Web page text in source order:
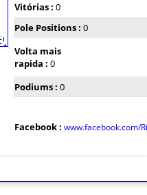
Vitórias : 0
Pole Positions : 0
Volta mais
rapida : 0
Podiums : 0
Facebook : www.facebook.com/